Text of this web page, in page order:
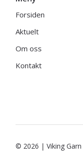
Forsiden
Aktuelt
Om oss
Kontakt
© 2026 | Viking Garn